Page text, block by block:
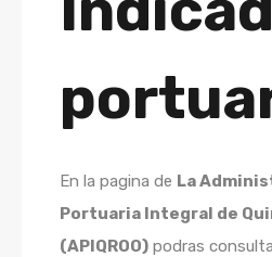
En la pagina de La
Portuaria Integral de
(APIQROO) podras